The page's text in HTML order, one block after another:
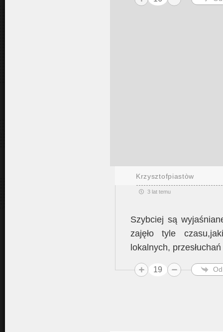
Krzysztofpiastòw
3 lat temu
Szybciej są
zajęło tyle
lokalnych,
19